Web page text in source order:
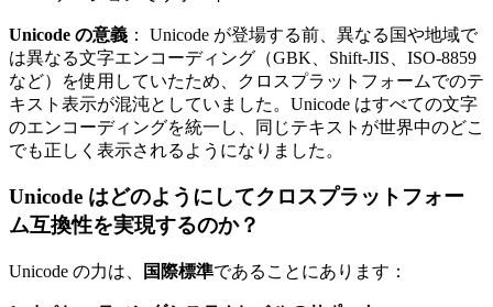
Unicode の意義 ： Unicode が登場する前、異なる国や地域で
は異なる文字エンコーディング（GBK、Shift-JIS、ISO-8859
など）を使用していたため、クロスプラットフォームでのテ
キスト表示が混沌としていました。Unicode はすべての文字
のエンコーディングを統一し、同じテキストが世界中のどこ
でも正しく表示されるようになりました。
Unicode はどのようにしてクロスプラットフォー
ム互換性を実現するのか？
Unicode の力は、 国際標準であることにあります：